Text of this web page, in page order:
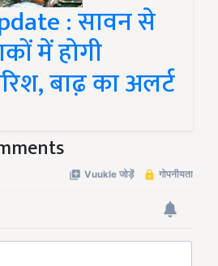
: सावन से
में होगी
बाढ‍़ का अलर्ट